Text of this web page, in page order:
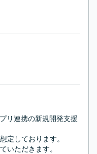
リ連携の新規開発支援
定しております。
いただきます。